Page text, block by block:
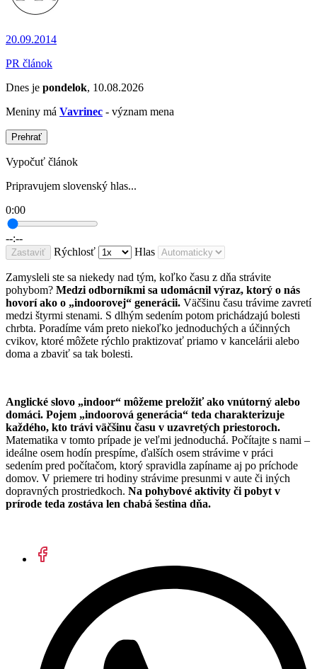
20.09.2014
PR článok
Dnes je pondelok, 10.08.2026
Meniny má Vavrinec - význam mena
Prehrať
Vypočuť článok
Pripravujem slovenský hlas...
0:00
--:--
Zastaviť Rýchlosť Hlas
Zamysleli ste sa niekedy nad tým, koľko času z dňa strávite
pohybom? Medzi odborníkmi sa udomácnil výraz, ktorý o nás
hovorí ako o „indoorovej“ generácii. Väčšinu času trávime zavretí
medzi štyrmi stenami. S dlhým sedením potom prichádzajú bolesti
chrbta. Poradíme vám preto niekoľko jednoduchých a účinných
cvikov, ktoré môžete rýchlo praktizovať priamo v kancelárii alebo
doma a zbaviť sa tak bolesti.
Anglické slovo „indoor“ môžeme preložiť ako vnútorný alebo
domáci. Pojem „indoorová generácia“ teda charakterizuje
každého, kto trávi väčšinu času v uzavretých priestoroch.
Matematika v tomto prípade je veľmi jednoduchá. Počítajte s nami –
ideálne osem hodín prespíme, ďalších osem strávime v práci
sedením pred počítačom, ktorý spravidla zapíname aj po príchode
domov. V priemere tri hodiny strávime presunmi v aute či iných
dopravných prostriedkoch. Na pohybové aktivity či pobyt v
prírode teda zostáva len chabá šestina dňa.